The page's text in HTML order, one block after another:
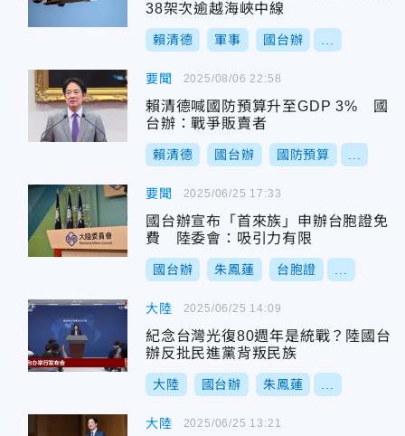
38架次逾越海峽中線
賴清德 軍事 國台辦
要聞
賴清德喊國防預算升至GDP 3% 國
台辦：戰爭販賣者
賴清德 國台辦 國防預算
2025/08/06 22:58
要聞
國台辦宣布「首來族」申辦台胞證免
費 陸委會：吸引力有限
國台辦 朱鳳蓮 台胞證
2025/06/25 17:33
大陸
紀念台灣光復80週年是統戰？陸國台
辦反批民進黨背叛民族
大陸 國台辦 朱鳳蓮
2025/06/25 14:09
大陸 2025/06/25 13:21